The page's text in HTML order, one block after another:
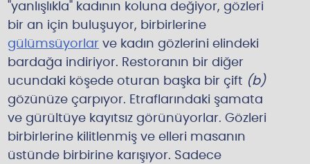
"yanlışlıkla" kadının koluna değiyor, gözleri
bir an için buluşuyor, birbirlerine
gülümsüyorlar ve kadın gözlerini elindeki
bardağa indiriyor. Restoranın bir diğer
ucundaki köşede oturan başka bir çift (b)
gözünüze çarpıyor. Etraflarındaki şamata
ve gürültüye kayıtsız görünüyorlar. Gözleri
birbirlerine kilitlenmiş ve elleri masanın
üstünde birbirine karışıyor. Sadece